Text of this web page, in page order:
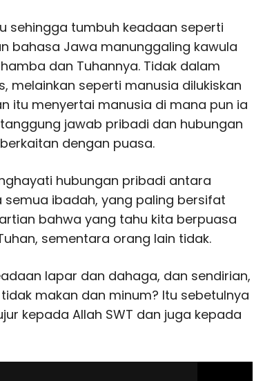
sehingga tumbuh keadaan seperti
bahasa Jawa manunggaling kawula
dan Tuhannya. Tidak dalam
melainkan seperti manusia dilukiskan
itu menyertai manusia di mana pun ia
jawab pribadi dan hubungan
dengan puasa.
hubungan pribadi antara
semua ibadah, yang paling bersifat
bahwa yang tahu kita berpuasa
sementara orang lain tidak.
lapar dan dahaga, dan sendirian,
makan dan minum? Itu sebetulnya
kepada Allah SWT dan juga kepada